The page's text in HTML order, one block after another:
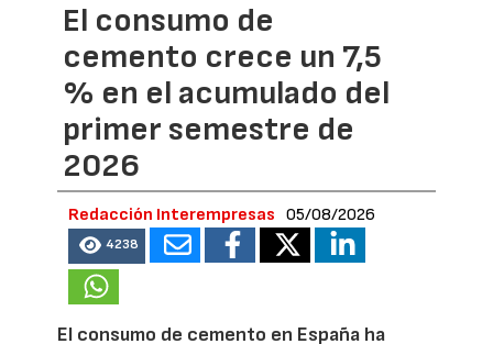
El consumo de
cemento crece un 7,5
% en el acumulado del
primer semestre de
2026
Redacción Interempresas 05/08/2026
4238
El consumo de cemento en España ha